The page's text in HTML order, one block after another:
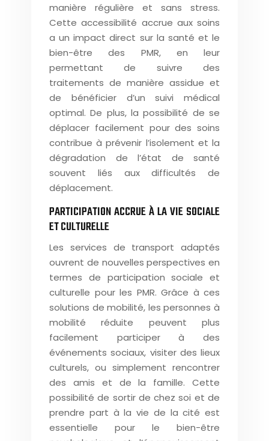
manière régulière et sans stress.
Cette accessibilité accrue aux soins
a un impact direct sur la santé et le
bien-être des PMR, en leur
permettant de suivre des
traitements de manière assidue et
de bénéficier d’un suivi médical
optimal. De plus, la possibilité de se
déplacer facilement pour des soins
contribue à prévenir l’isolement et la
dégradation de l’état de santé
souvent liés aux difficultés de
déplacement.
PARTICIPATION ACCRUE À LA VIE SOCIALE
ET CULTURELLE
Les services de transport adaptés
ouvrent de nouvelles perspectives en
termes de participation sociale et
culturelle pour les PMR. Grâce à ces
solutions de mobilité, les personnes à
mobilité réduite peuvent plus
facilement participer à des
événements sociaux, visiter des lieux
culturels, ou simplement rencontrer
des amis et de la famille. Cette
possibilité de sortir de chez soi et de
prendre part à la vie de la cité est
essentielle pour le bien-être